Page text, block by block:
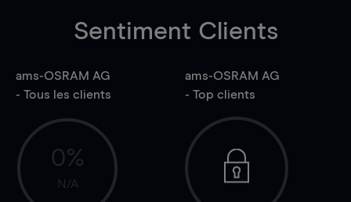
Sentiment Clients
ams-OSRAM AG
- Tous les clients
0%
N/A
ams-OSRAM AG
- Top clients